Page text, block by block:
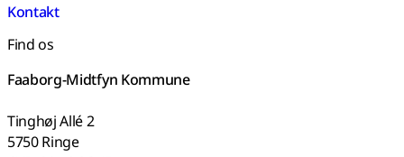
Kontakt
Find os
Faaborg-Midtfyn Kommune
Tinghøj Allé 2
5750 Ringe